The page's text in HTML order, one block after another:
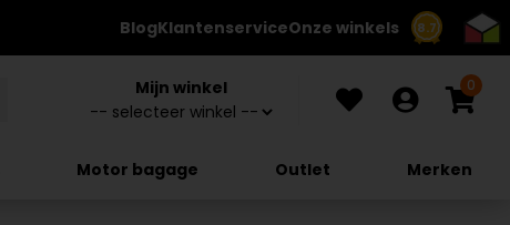
8.7
BlogKlantenserviceOnze winkels
Mijn winkel 0
Motor bagage Outlet Merken